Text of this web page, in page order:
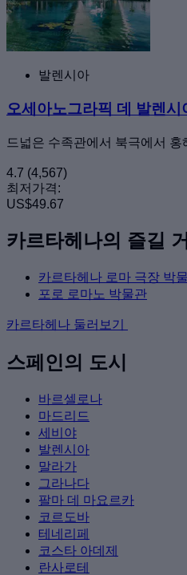
발렌시아
오세아노그라픽 데 발렌시
드넓은 수족관에서 북극에서 홍
4.7 (4,567)
최저가격:
US$49.67
카르타헤나의 즐길
카르타헤나 로마 극장 박
포로 로마노 박물관
카르타헤나 둘러보기
스페인의 도시
바르셀로나
마드리드
세비야
발렌시아
말라가
그라나다
팔마 데 마요르카
코르도바
테네리페
코스타 아데제
란사로테